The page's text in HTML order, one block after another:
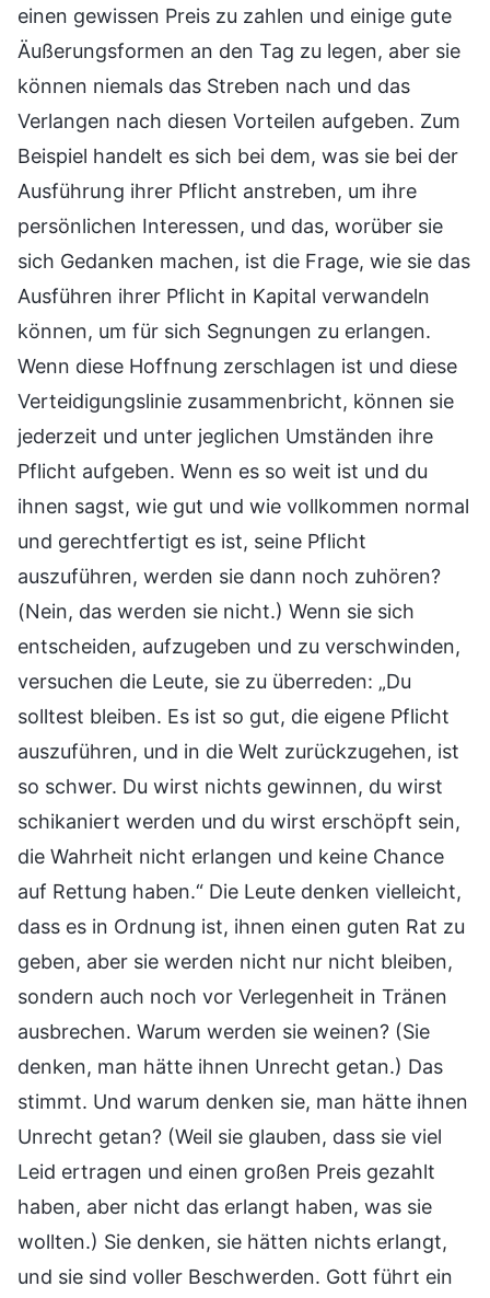
einen gewissen Preis zu zahlen und einige gute
Äußerungsformen an den Tag zu legen, aber sie
können niemals das Streben nach und das
Verlangen nach diesen Vorteilen aufgeben. Zum
Beispiel handelt es sich bei dem, was sie bei der
Ausführung ihrer Pflicht anstreben, um ihre
persönlichen Interessen, und das, worüber sie
sich Gedanken machen, ist die Frage, wie sie das
Ausführen ihrer Pflicht in Kapital verwandeln
können, um für sich Segnungen zu erlangen.
Wenn diese Hoffnung zerschlagen ist und diese
Verteidigungslinie zusammenbricht, können sie
jederzeit und unter jeglichen Umständen ihre
Pflicht aufgeben. Wenn es so weit ist und du
ihnen sagst, wie gut und wie vollkommen normal
und gerechtfertigt es ist, seine Pflicht
auszuführen, werden sie dann noch zuhören?
(Nein, das werden sie nicht.) Wenn sie sich
entscheiden, aufzugeben und zu verschwinden,
versuchen die Leute, sie zu überreden: „Du
solltest bleiben. Es ist so gut, die eigene Pflicht
auszuführen, und in die Welt zurückzugehen, ist
so schwer. Du wirst nichts gewinnen, du wirst
schikaniert werden und du wirst erschöpft sein,
die Wahrheit nicht erlangen und keine Chance
auf Rettung haben.“ Die Leute denken vielleicht,
dass es in Ordnung ist, ihnen einen guten Rat zu
geben, aber sie werden nicht nur nicht bleiben,
sondern auch noch vor Verlegenheit in Tränen
ausbrechen. Warum werden sie weinen? (Sie
denken, man hätte ihnen Unrecht getan.) Das
stimmt. Und warum denken sie, man hätte ihnen
Unrecht getan? (Weil sie glauben, dass sie viel
Leid ertragen und einen großen Preis gezahlt
haben, aber nicht das erlangt haben, was sie
wollten.) Sie denken, sie hätten nichts erlangt,
und sie sind voller Beschwerden. Gott führt ein